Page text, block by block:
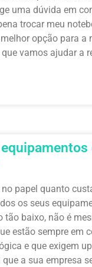
uma dúvida em
trocar meu
opção para a
vamos ajudar a
papel quanto
os seus
tão baixo, não é
estão sempre em
e que exigem
a sua empresa